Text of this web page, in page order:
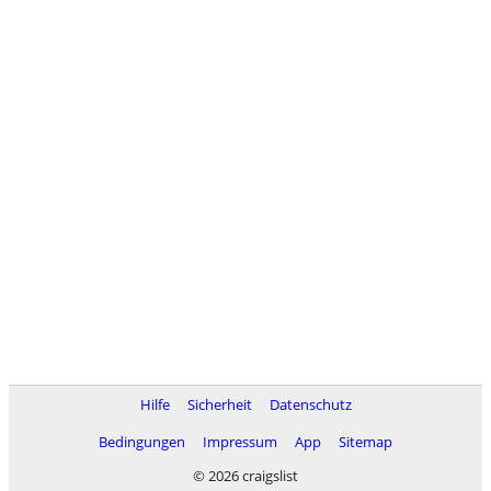
Hilfe Sicherheit
Datenschutz
Bedingungen
Impressum App
Sitemap
© 2026 craigslist